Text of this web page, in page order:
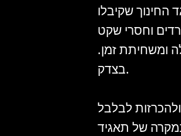
החינוך שקיבלו
וחסרי שקט
ומשחיתת זמן.
בצדק.
לבלבל
של תאגיד